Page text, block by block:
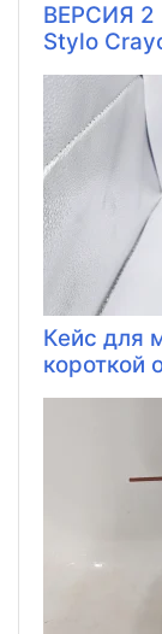
ВЕРСИЯ 2
Stylo
Кейс для
короткой